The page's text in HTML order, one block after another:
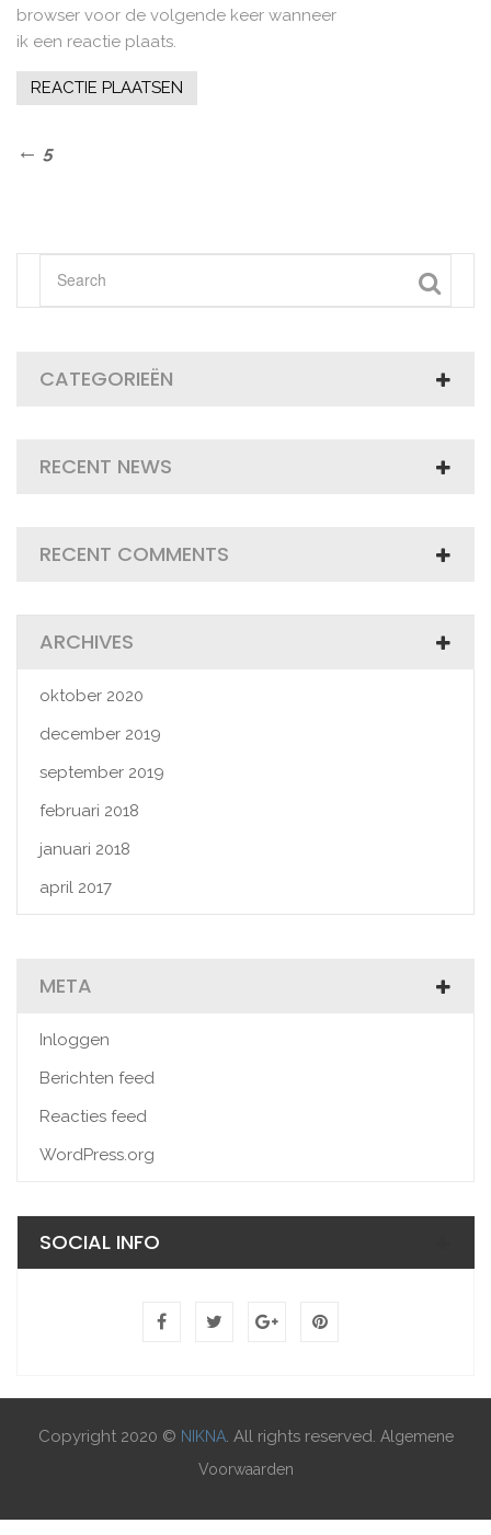
browser voor de volgende keer wanneer
ik een reactie plaats.
Bericht
Previous
5
CATEGORIEËN
RECENT NEWS
RECENT COMMENTS
ARCHIVES
oktober 2020
december 2019
september 2019
februari 2018
januari 2018
april 2017
META
Inloggen
Berichten feed
Reacties feed
WordPress.org
SOCIAL INFO
Copyright 2020 © NIKNA. All rights reserved. Algemene
Voorwaarden